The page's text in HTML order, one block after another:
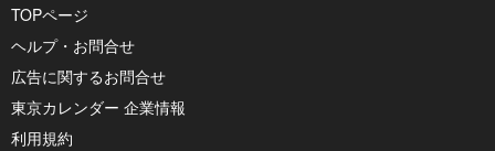
TOPページ
ヘルプ・お問合せ
広告に関するお問合せ
東京カレンダー 企業情報
利用規約